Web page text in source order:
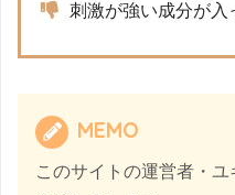
刺激が強い成分が入
MEMO
このサイトの運営者・ユ